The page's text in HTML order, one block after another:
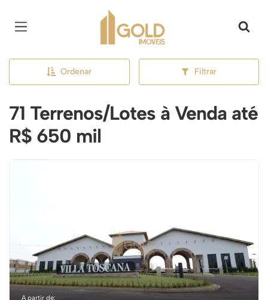
Página inicial
Ordenar Filtrar
71 Terrenos/Lotes à Venda até
R$ 650 mil
A partir de: